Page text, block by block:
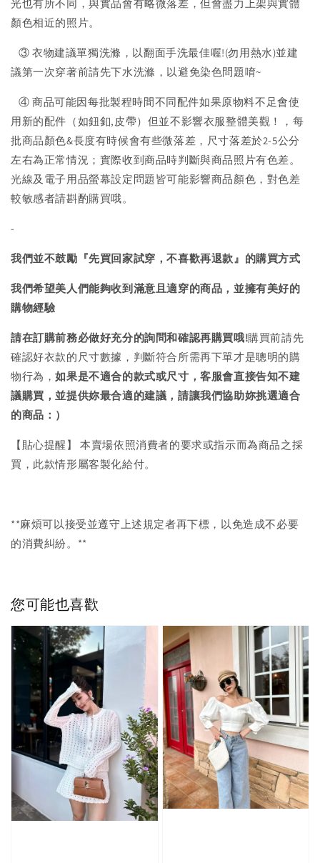
光也有所不同，與實品會有略微落差，但會盡力上架與實體
顏色相近的照片。
③ 衣物建議單獨洗滌，以翻面手洗最佳喔!(勿用熱水)並建
議第一次穿著前請先下水洗滌，以避免染色問題唷~
④ 商品可能因每批製程時間不同配件如果原物料不足會使
用新的配件（如鈕釦,皮帶）但並不影響衣服整體美觀！，每
批商品顏色&長度有時候會有些微落差，尺寸落差於2-5公分
左右為正常情況；實際收到商品時判斷與商品照片有色差。
光線及電子用品螢幕設定問題皆可能影響商品顏色，對色差
較敏感者請斟酌購買哦。
-
我們並不鼓勵『先買回家試穿，不喜歡再退款』的購買方式
我們希望美人們能夠收到滿意且適穿的商品，並擁有美好的
購物經驗
請在訂購前務必做好充分的詢問和確認再購買哦!購買前請先
確認好衣款的尺寸數據，判斷符合所需再下單才是聰明的購
物行為，如果是不適合的款式或尺寸，客服會直接告知不建
議購買，並提供妳最合適的建議，請讓我們協助妳挑選適合
的商品：）
【貼心提醒】 本賣場依照消費者的要求或指示而為商品之採
買，此款情形屬客製化給付。
**麻煩可以接受並遵守上述規定者再下標，以免造成不必要
的消費糾紛。**
您可能也喜歡